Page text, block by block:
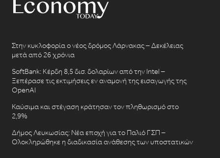
Στην κυκλοφορία ο νέος δρόμος Λάρνακας – Δεκέλειας
μετά από 26 χρόνια
SoftBank: Κέρδη 8,5 δισ. δολαρίων από την Intel –
Ξεπέρασε τις εκτιμήσεις εν αναμονή της εισαγωγής της
OpenAI
Καύσιμα και στέγαση κράτησαν τον πληθωρισμό στο
2,9%
Δήμος Λευκωσίας: Νέα εποχή για το Παλιό ΓΣΠ –
Ολοκληρώθηκε η διαδικασία ανάθεσης των υποστατικών